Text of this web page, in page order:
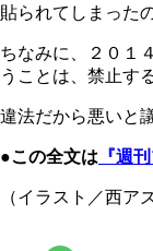
貼られてしまった
ちなみに、２０１
うことは、禁止す
違法だから悪いと
●この全文は 『週
（イラスト／西ア